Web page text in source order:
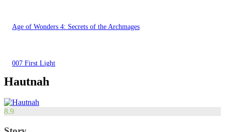
Age of Wonders 4: Secrets of the Archmages
007 First Light
Hautnah
8.9